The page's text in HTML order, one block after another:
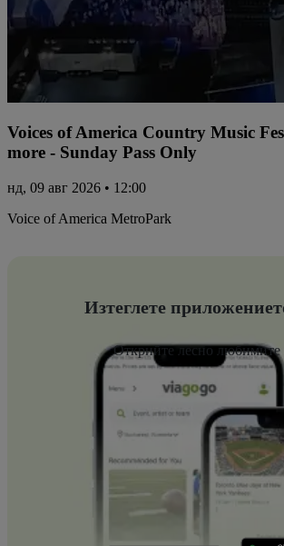
Voices of America Country Music
more - Sunday Pass Only
нд, 09 авг 2026 • 12:00
Voice of America MetroPark
Изтеглете
Открийте лесно любимите